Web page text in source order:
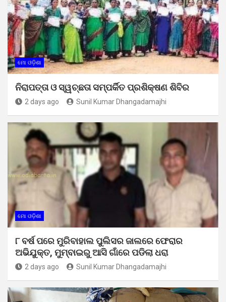
ମୋ ଓଡ଼ିଶା
ନିରାପତ୍ତା ଓ ସ୍ୱଚ୍ଛତା ସମ୍ପର୍କିତ ପ୍ରଶିକ୍ଷଣ ଶିବିର
2 days ago Sunil Kumar Dhangadamajhi
ମୋ ଓଡ଼ିଶା
୮ ବର୍ଷ ପରେ ମୁରିବାହାଲ ପୁଲିସର ଜାଲରେ ଫେରାର
ଅଭିଯୁକ୍ତ, ମୁମ୍ବାଇରୁ ଆସି ଗାଁରେ ପଡିଲା ଧରା
2 days ago Sunil Kumar Dhangadamajhi